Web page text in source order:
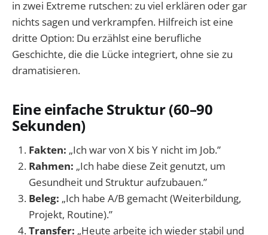
in zwei Extreme rutschen: zu viel erklären oder gar
nichts sagen und verkrampfen. Hilfreich ist eine
dritte Option: Du erzählst eine berufliche
Geschichte, die die Lücke integriert, ohne sie zu
dramatisieren.
Eine einfache Struktur (60–90
Sekunden)
Fakten: „Ich war von X bis Y nicht im Job.”
Rahmen: „Ich habe diese Zeit genutzt, um
Gesundheit und Struktur aufzubauen.”
Beleg: „Ich habe A/B gemacht (Weiterbildung,
Projekt, Routine).”
Transfer: „Heute arbeite ich wieder stabil und